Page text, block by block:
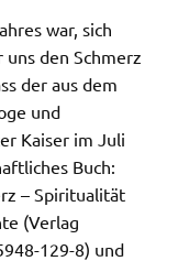
war, sich
den Schmerz
der aus dem
und
Kaiser im Juli
Buch:
– Spiritualität
(Verlag
129-8) und